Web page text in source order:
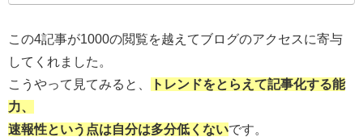
この4記事が1000の閲覧を越えてブログのアクセスに寄与
してくれました。
こうやって見てみると、
トレンドをとらえて記事化する能
力、
速報性という点は自分は多分低くないです。